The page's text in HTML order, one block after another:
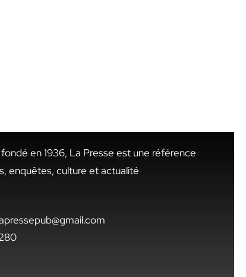
en 1936, La Presse est une référence
enquêtes, culture et actualité